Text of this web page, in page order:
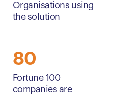
Organisations using
the solution
80
Fortune 100
companies are